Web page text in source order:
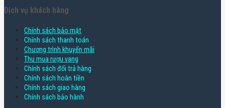
Dịch vụ khách hàng
Chính sách bảo mật
Chính sách thanh toán
Chương trình khuyến mãi
Thu mua rượu vang
Chính sách đổi trả hàng
Chính sách hoàn tiền
Chính sách giao hàng
Chính sách bảo hành